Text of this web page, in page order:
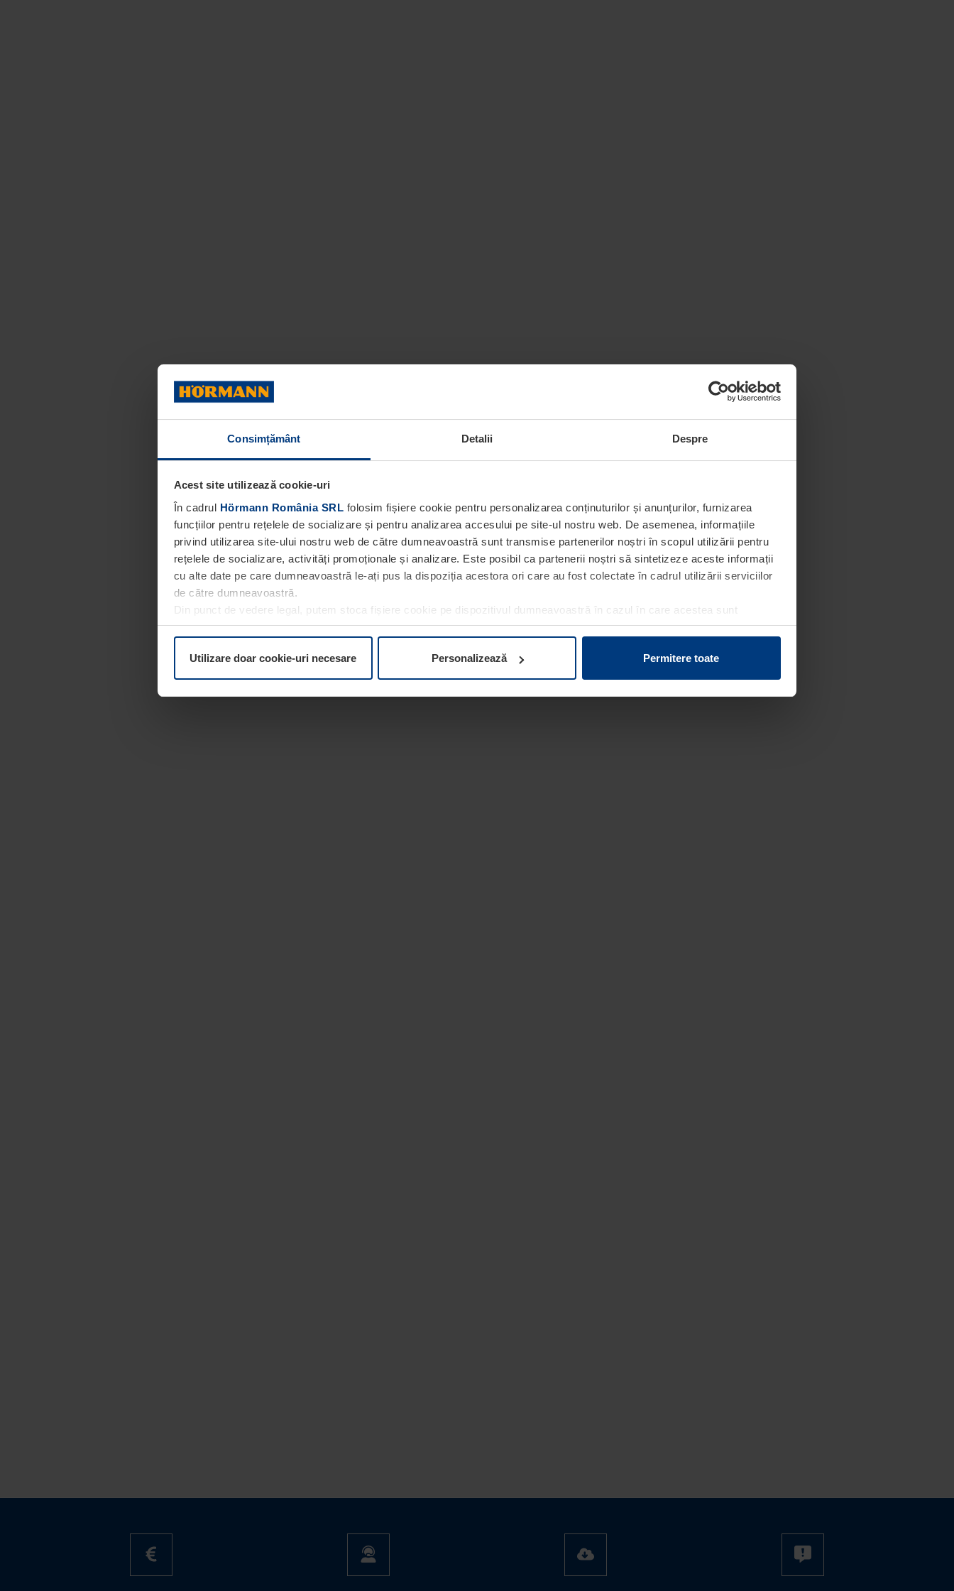
Consimțământ Detalii Despre
Acest site utilizează cookie-uri
În cadrul Hörmann România SRL folosim fișiere cookie pentru personalizarea conținuturilor și anunțurilor, furnizarea
funcțiilor pentru rețelele de socializare și pentru analizarea accesului pe site-ul nostru web. De asemenea, informațiile
privind utilizarea site-ului nostru web de către dumneavoastră sunt transmise partenerilor noștri în scopul utilizării pentru
rețelele de socializare, activități promoționale și analizare. Este posibil ca partenerii noștri să sintetizeze aceste informații
cu alte date pe care dumneavoastră le-ați pus la dispoziția acestora ori care au fost colectate în cadrul utilizării serviciilor
de către dumneavoastră.
Din punct de vedere legal, putem stoca fișiere cookie pe dispozitivul dumneavoastră în cazul în care acestea sunt
obligatorii pentru funcționarea acestei pagini. Pentru alte tipuri de fișiere cookie avem nevoie de permisiunea
paginaDeclarație cu privire la protecția datelor de pe site-ul nostru web.
Utilizare doar cookie-uri necesare Personalizează Permitere toate